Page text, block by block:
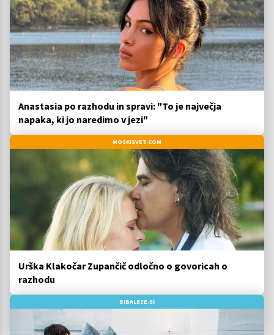
Anastasia po razhodu in spravi: "To je največja
napaka, ki jo naredimo v jezi"
MOSKISVET.COM
Urška Klakočar Zupančič odločno o govoricah o
razhodu
BIBALEZE.SI